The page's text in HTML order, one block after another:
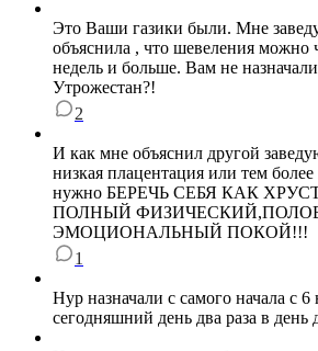
Это Ваши газики были. Мне
объяснила , что шевеления можно
недель и больше. Вам не
Утрожестан?!
2
И как мне объяснил другой
низкая плацентация или тем более
нужно БЕРЕЧЬ СЕБЯ КАК
ПОЛНЫЙ
ЭМОЦИОНАЛЬНЫЙ ПОКОЙ!!!
1
Нур назначали с самого начала с 6
сегодняшний день два раза в день